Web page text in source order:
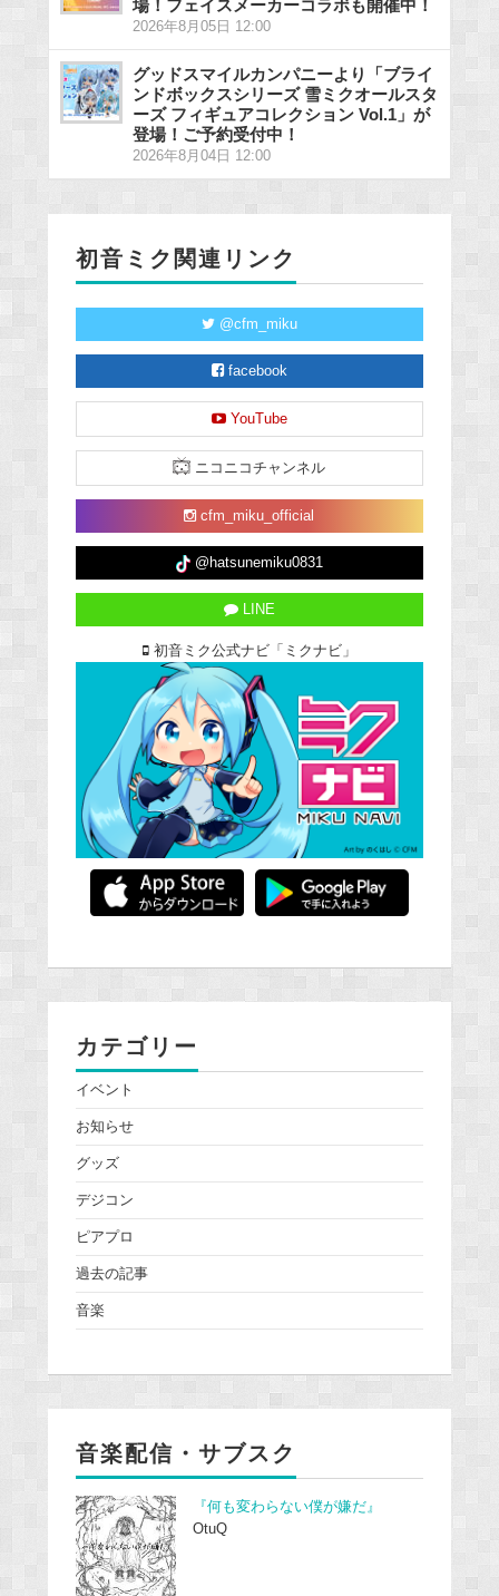
場！フェイスメーカーコラボも開催中！
2026年8月05日 12:00
グッドスマイルカンパニーより「ブライ
ンドボックスシリーズ 雪ミクオールスタ
ーズ フィギュアコレクション Vol.1」が
登場！ご予約受付中！
2026年8月04日 12:00
初音ミク関連リンク
@cfm_miku
facebook
YouTube
ニコニコチャンネル
cfm_miku_official
@hatsunemiku0831
LINE
初音ミク公式ナビ「ミクナビ」
カテゴリー
イベント
お知らせ
グッズ
デジコン
ピアプロ
過去の記事
音楽
音楽配信・サブスク
『何も変わらない僕が嫌だ』
OtuQ